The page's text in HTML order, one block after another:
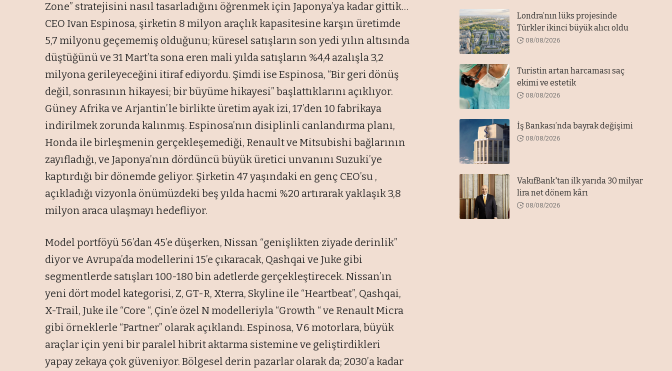
Zone” stratejisini nasıl tasarladığını öğrenmek için Japonya’ya kadar gittik…
CEO Ivan Espinosa, şirketin 8 milyon araçlık kapasitesine karşın üretimde
5,7 milyonu geçememiş olduğunu; küresel satışların son yedi yılın altısında
düştüğünü ve 31 Mart’ta sona eren mali yılda satışların %4,4 azalışla 3,2
milyona gerileyeceğini itiraf ediyordu. Şimdi ise Espinosa, “Bir geri dönüş
değil, sonrasının hikayesi; bir büyüme hikayesi” başlattıklarını açıklıyor.
Güney Afrika ve Arjantin’le birlikte üretim ayak izi, 17’den 10 fabrikaya
indirilmek zorunda kalınmış. Espinosa’nın disiplinli canlandırma planı,
Honda ile birleşmenin gerçekleşemediği, Renault ve Mitsubishi bağlarının
zayıfladığı, ve Japonya’nın dördüncü büyük üretici unvanını Suzuki’ye
kaptırdığı bir dönemde geliyor. Şirketin 47 yaşındaki en genç CEO’su ,
açıkladığı vizyonla önümüzdeki beş yılda hacmi %20 artırarak yaklaşık 3,8
milyon araca ulaşmayı hedefliyor.
Model portföyü 56’dan 45’e düşerken, Nissan “genişlikten ziyade derinlik”
diyor ve Avrupa’da modellerini 15’e çıkaracak, Qashqai ve Juke gibi
segmentlerde satışları 100-180 bin adetlerde gerçekleştirecek. Nissan’ın
yeni dört model kategorisi, Z, GT-R, Xterra, Skyline ile “Heartbeat”, Qashqai,
X-Trail, Juke ile “Core “, Çin’e özel N modelleriyla “Growth “ ve Renault Micra
gibi örneklerle “Partner” olarak açıklandı. Espinosa, V6 motorlara, büyük
araçlar için yeni bir paralel hibrit aktarma sistemine ve geliştirdikleri
yapay zekaya çok güveniyor. Bölgesel derin pazarlar olarak da; 2030’a kadar
Londra’nın lüks projesinde
Türkler ikinci büyük alıcı oldu
08/08/2026
Turistin artan harcaması saç
ekimi ve estetik
08/08/2026
İş Bankası’nda bayrak değişimi
08/08/2026
VakıfBank'tan ilk yarıda 30 milyar
lira net dönem kârı
08/08/2026